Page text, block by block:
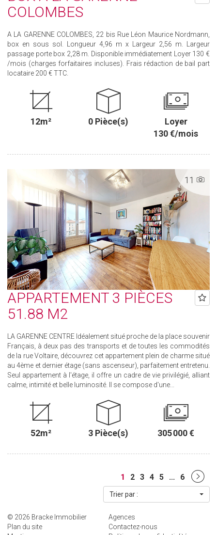
COLOMBES
A LA GARENNE COLOMBES, 22 bis Rue Léon Maurice Nordmann,
box en sous sol. Longueur 4,96 m x Largeur 2,56 m. Largeur
passage porte box 2,28 m. Disponible immédiatement Loyer 130 €
/mois (charges forfaitaires incluses). Frais rédaction de bail part
locataire 200 € TTC.
12m² 0 Pièce(s)
Loyer
130 €/mois
11
APPARTEMENT 3 PIÈCES
51.88 M2
LA GARENNE CENTRE Idéalement situé proche de la place souvenir
Français, à deux pas des transports et de toutes les commodités
de la rue Voltaire, découvrez cet appartement plein de charme situé
au 4ème et dernier étage (sans ascenseur), parfaitement entretenu.
Seul appartement à l'étage, il offre un cadre de vie privilégié, alliant
calme, intimité et belle luminosité. Il se compose d'une...
52m² 3 Pièce(s) 305 000 €
1 2 3 4 5 ... 6
Trier par :
© 2026 Bracke Immobilier
Agences
Plan du site
Contactez-nous